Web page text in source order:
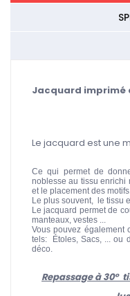
Jacquard imprimé
Le jacquard est une
Ce qui permet de
noblesse au tissu enrichi
et le placement des
Le plus souvent, le tissu
Le jacquard permet de
manteaux, vestes ...
Vous pouvez également
tels: Étoles, Sacs, ... ou
déco.
Repassage à 30°